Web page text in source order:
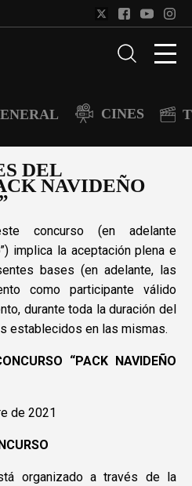
CINES
DEL
NAVIDEÑO
concurso (en adelante
implica la aceptación plena e
bases (en adelante, las
como participante válido
durante toda la duración del
establecidos en las mismas.
“PACK NAVIDEÑO
de 2021
organizado a través de la